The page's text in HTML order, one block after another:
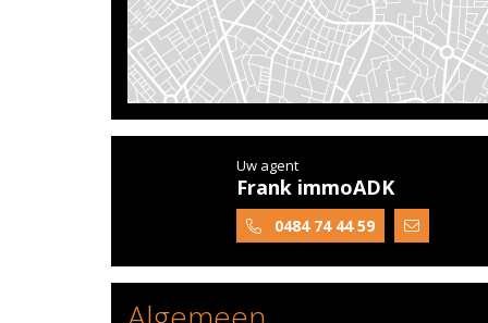
Uw agent
Frank immoADK
0484 74 44 59